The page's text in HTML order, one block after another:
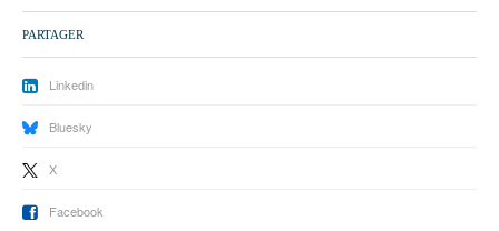
PARTAGER
Linkedin
Bluesky
X
Facebook